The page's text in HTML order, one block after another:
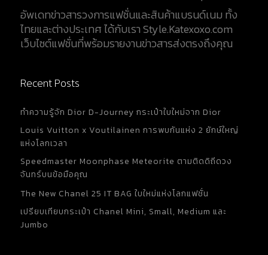
อัพเดทข่าวสารวงการแฟชั่นและสินค้าแบรนด์เนม ทั้ง
ไทยและต่างประเทศ ได้กับเรา Style.Katexoxo.com
เว็บไซต์แฟชั่นที่พร้อมรายงานข่าวสารส่งตรงถึงคุณ
Recent Posts
ทำความรู้จัก Dior D-Journey กระเป๋าใบใหม่จาก Dior
Louis Vuitton x Voutilainen การพบกันแห่ง 2 ยักษ์ใหญ่
แห่งโลกเวลา
Speedmaster Moonphase Meteorite ตามติดดิถีดวง
จันทร์บนข้อมือคุณ
The New Chanel 25 IT BAG ใบใหม่แห่งโลกแฟชั่น
เปรียบเทียบกระเป๋า Chanel Mini, Small, Medium และ
Jumbo